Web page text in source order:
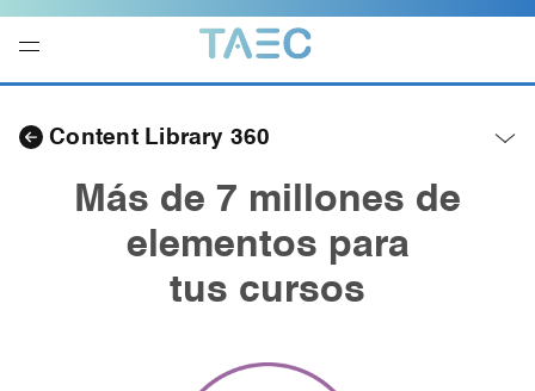
Content Library 360
local
Más de 7 millones de
elementos para
tus cursos